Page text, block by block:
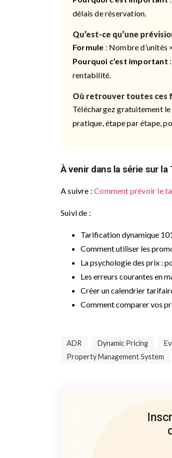
délais de réservation.
Qu’est-ce qu’une
Formule : Nombre d’unités
Pourquoi c’est important
rentabilité.
Où retrouver toutes ces
Téléchargez gratuitement le
pratique, étape par étape,
À venir dans la série sur
A suivre :Comment prévoir le
Suivi de :
Tarification dynamique
Comment utiliser les
La psychologie des prix :
Les erreurs courantes en
Créer un calendrier
Comment comparer vos
ADR Dynamic Pricing
Property Management System